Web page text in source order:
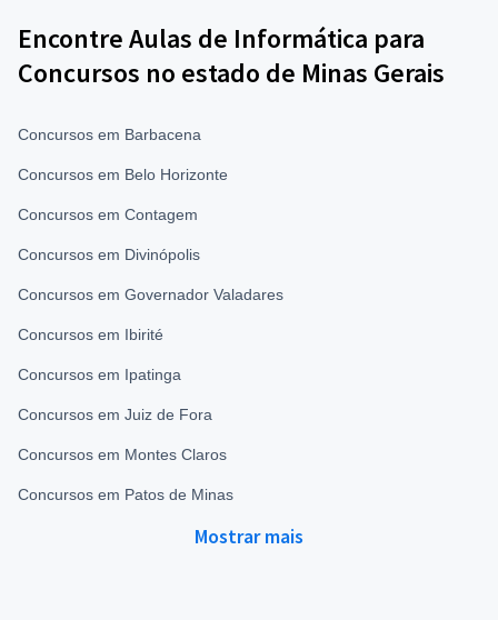
Encontre Aulas de Informática para
Concursos no estado de Minas Gerais
Concursos em Barbacena
Concursos em Belo Horizonte
Concursos em Contagem
Concursos em Divinópolis
Concursos em Governador Valadares
Concursos em Ibirité
Concursos em Ipatinga
Concursos em Juiz de Fora
Concursos em Montes Claros
Concursos em Patos de Minas
Mostrar mais